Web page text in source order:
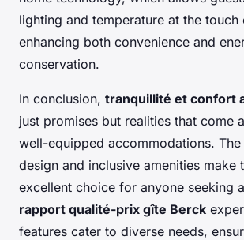
lighting and temperature at the touch
enhancing both convenience and
conservation.
In conclusion, tranquillité et confort
just promises but realities that come
well-equipped accommodations.
design and inclusive amenities make
excellent choice for anyone seeking
rapport qualité-prix gîte Berck
features cater to diverse needs,